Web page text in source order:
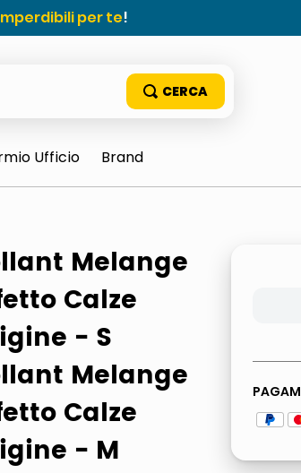
per te!
Ufficio Brand
Melange
Calze
- S
Melange
Calze
- M